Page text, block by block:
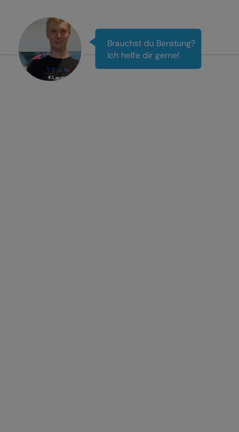
Brauchst du Beratung?
Ich helfe dir gerne!